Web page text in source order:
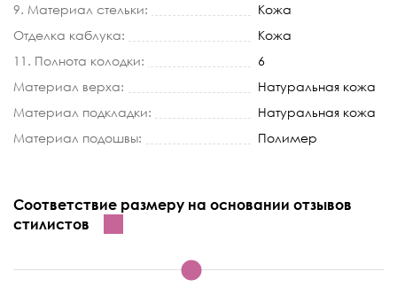
9. Материал стельки:
Кожа
Отделка каблука:
Кожа
11. Полнота колодки:
6
Материал верха:
Натуральная кожа
Материал подкладки:
Натуральная кожа
Материал подошвы:
Полимер
Соответствие размеру на основании отзывов
стилистов